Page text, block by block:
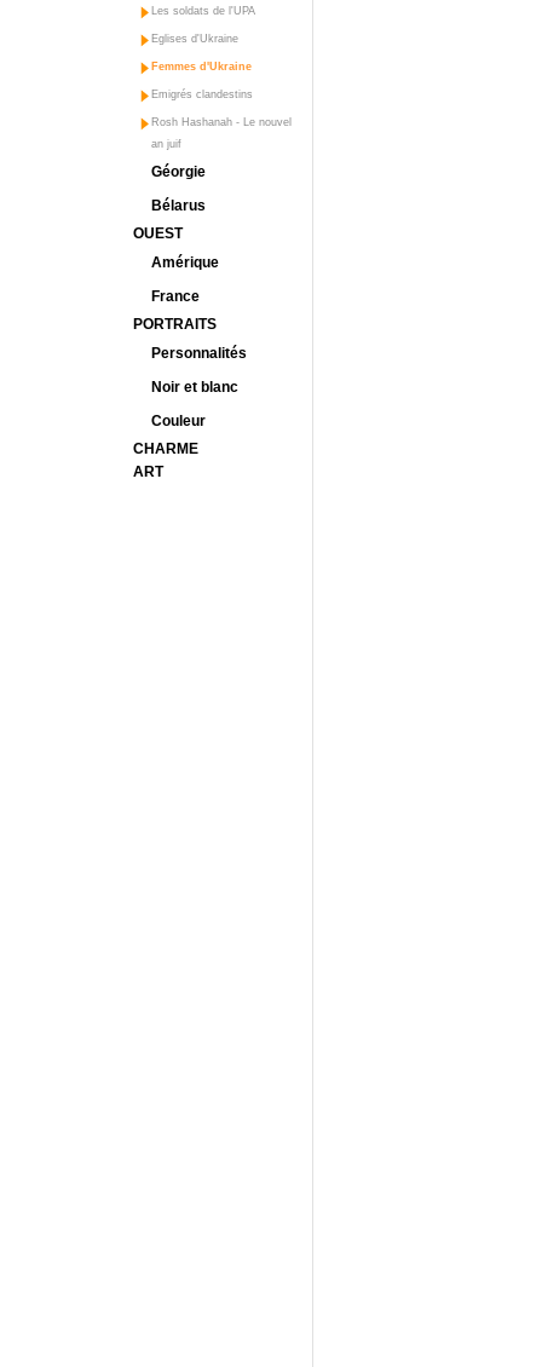
Les soldats de l'UPA
Eglises d'Ukraine
Femmes d'Ukraine
Emigrés clandestins
Rosh Hashanah - Le nouvel
an juif
Géorgie
Bélarus
OUEST
Amérique
France
PORTRAITS
Personnalités
Noir et blanc
Couleur
CHARME
ART